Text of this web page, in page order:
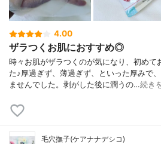
4.00
ザラつくお肌におすすめ◎
時々お肌がザラつくのが気になり、初めて
た♪厚過ぎず、薄過ぎず、といった厚みで
ませんでした。剥がした後に潤うの…続き
毛穴撫子(ケアナナデシコ)